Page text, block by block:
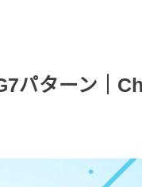
パターン｜